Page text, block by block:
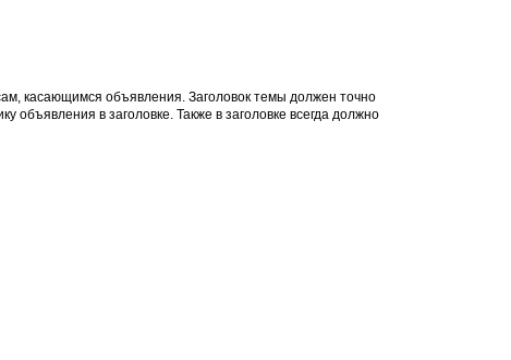
касающимся объявления. Заголовок темы должен точно
в заголовке. Также в заголовке всегда должно